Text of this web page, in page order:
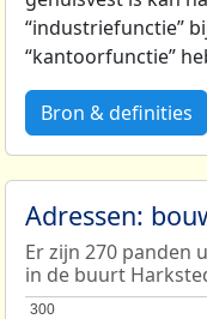
“industriefunctie”
“kantoorfunctie”
Bron & definities
Adressen:
Er zijn 270 panden
in de buurt
300
300